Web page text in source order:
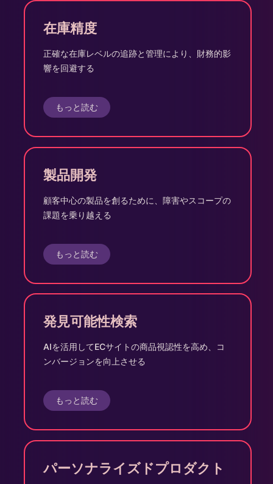
在庫精度
正確な在庫レベルの追跡と管理により、財務的影
響を回避する
もっと読む
製品開発
顧客中心の製品を創るために、障害やスコープの
課題を乗り越える
もっと読む
発見可能性検索
AIを活用してECサイトの商品視認性を高め、コ
ンバージョンを向上させる
もっと読む
パーソナライズドプロダクト